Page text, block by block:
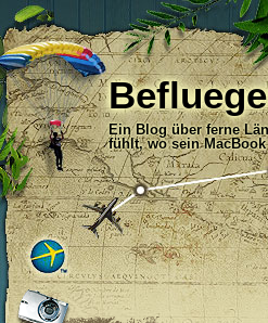
Ein Blog über ferne
fühlt, wo sein